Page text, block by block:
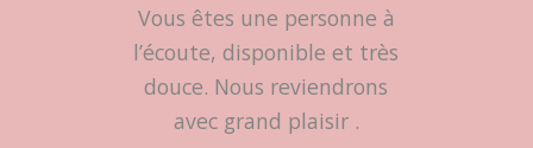
Vous êtes une personne à
l’écoute, disponible et très
douce. Nous reviendrons
avec grand plaisir .